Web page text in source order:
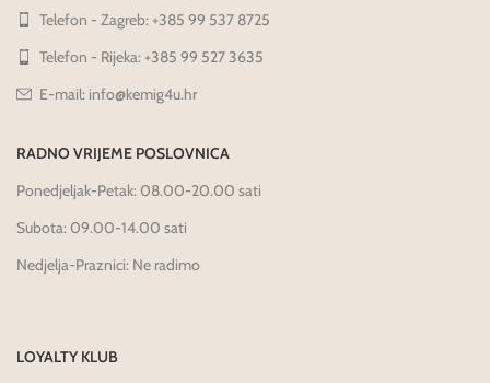
Telefon - Zagreb: +385 99 537 8725
Telefon - Rijeka: +385 99 527 3635
E-mail: info@kemig4u.hr
RADNO VRIJEME POSLOVNICA
Ponedjeljak-Petak: 08.00-20.00 sati
Subota: 09.00-14.00 sati
Nedjelja-Praznici: Ne radimo
LOYALTY KLUB